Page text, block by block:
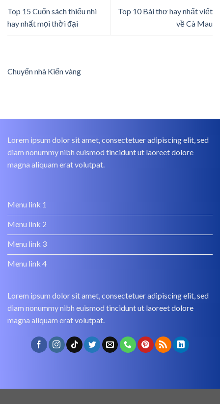
Top 15 Cuốn sách thiếu nhi
hay nhất mọi thời đại
Top 10 Bài thơ hay nhất viết
về Cà Mau
Chuyển nhà Kiến vàng
Lorem ipsum dolor sit amet, consectetuer adipiscing elit, sed
diam nonummy nibh euismod tincidunt ut laoreet dolore
magna aliquam erat volutpat.
Menu link 1
Menu link 2
Menu link 3
Menu link 4
Lorem ipsum dolor sit amet, consectetuer adipiscing elit, sed
diam nonummy nibh euismod tincidunt ut laoreet dolore
magna aliquam erat volutpat.